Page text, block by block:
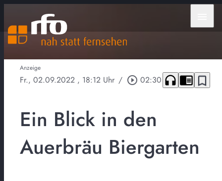
Anzeige
Fr., 02.09.2022 , 18:12 Uhr / play_circle_outline 02:30 headphones chrome_reader_mode bookmark_border
Ein Blick in den
Auerbräu Biergarten